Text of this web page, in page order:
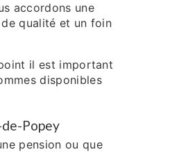
accordons une
qualité et un foin
il est important
disponibles
Popey
pension ou que